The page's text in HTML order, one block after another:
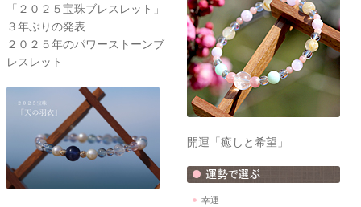
「２０２５宝珠ブレスレット」
３年ぶりの発表
２０２５年のパワーストーンブ
レスレット
開運「癒しと希望」
幸運